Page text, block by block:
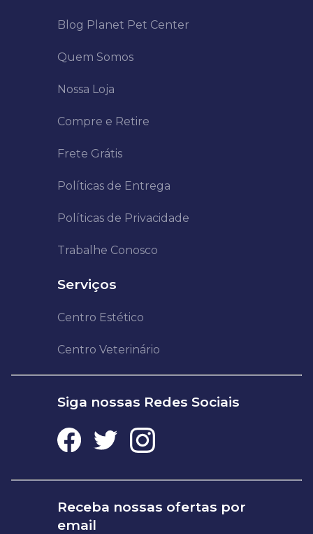
Blog Planet Pet Center
Quem Somos
Nossa Loja
Compre e Retire
Frete Grátis
Políticas de Entrega
Políticas de Privacidade
Trabalhe Conosco
Serviços
Centro Estético
Centro Veterinário
Siga nossas Redes Sociais
Receba nossas ofertas por
email